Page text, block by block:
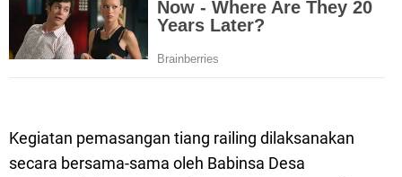
Kegiatan pemasangan tiang railing dilaksanakan
secara bersama-sama oleh Babinsa Desa